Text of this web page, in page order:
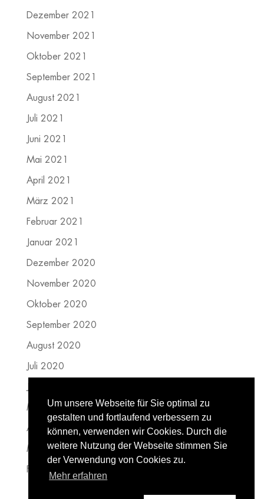
Dezember 2021
November 2021
Oktober 2021
September 2021
August 2021
Juli 2021
Juni 2021
Mai 2021
April 2021
März 2021
Februar 2021
Januar 2021
Dezember 2020
November 2020
Oktober 2020
September 2020
August 2020
Juli 2020
Mai 2020
April 2020
März 2020
Februar 2020
Um unsere Webseite für Sie optimal zu
gestalten und fortlaufend verbessern zu
können, verwenden wir Cookies. Durch die
weitere Nutzung der Webseite stimmen Sie
der Verwendung von Cookies zu.
Mehr erfahren